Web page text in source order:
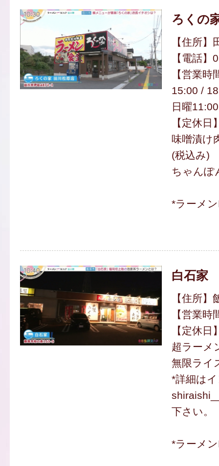
ろくの
【住所
【電話
【営業
15:00 /
日曜
【定休日
味噌漬け
(税込み)
ちゃんぽ
*ラーメ
白石家
【住所
【営業
【定休日
超ラーメ
無限ライ
*詳細は
下さい。
*ラーメ